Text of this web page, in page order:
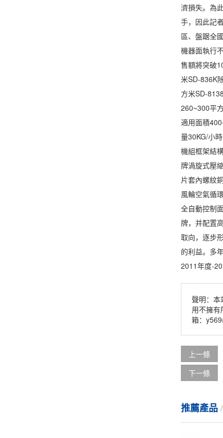
濟損失。為
手，因此記
區、盤踞全
機器面執行
售額將突破
米SD-836K
方米SD-
260~300平
適用面積
量30KG/小
機組框架結
牌渦旋式壓
片套內螺紋
風輪空氣循
全自動控制
牌，并配置
取向，逐步
的利益。多
2011年度-
聲明：本
用不擁
箱：
上一條
下一條
推薦產品